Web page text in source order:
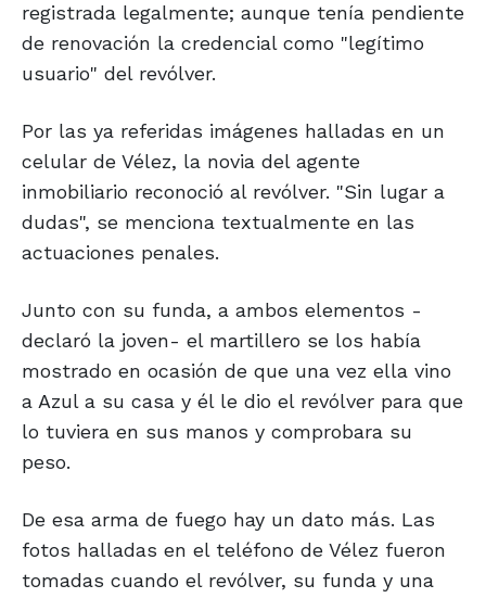
registrada legalmente; aunque tenía pendiente
de renovación la credencial como "legítimo
usuario" del revólver.
Por las ya referidas imágenes halladas en un
celular de Vélez, la novia del agente
inmobiliario reconoció al revólver. "Sin lugar a
dudas", se menciona textualmente en las
actuaciones penales.
Junto con su funda, a ambos elementos -
declaró la joven- el martillero se los había
mostrado en ocasión de que una vez ella vino
a Azul a su casa y él le dio el revólver para que
lo tuviera en sus manos y comprobara su
peso.
De esa arma de fuego hay un dato más. Las
fotos halladas en el teléfono de Vélez fueron
tomadas cuando el revólver, su funda y una